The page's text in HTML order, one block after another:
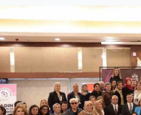
Politika
Resmi İlanlar
Sağlık